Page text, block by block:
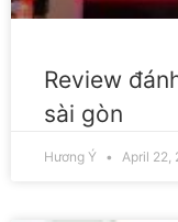
Review
sài gòn
Hương Ý April 22,